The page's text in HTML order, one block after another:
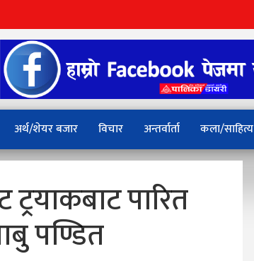
अर्थ/शेयर बजार विचार अन्तर्वार्ता कला/साहित्य
पारित
पण्डित